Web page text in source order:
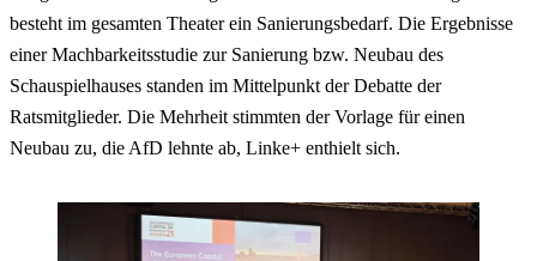
besteht im gesamten Theater ein Sanierungsbedarf. Die Ergebnisse
einer Machbarkeitsstudie zur Sanierung bzw. Neubau des
Schauspielhauses standen im Mittelpunkt der Debatte der
Ratsmitglieder. Die Mehrheit stimmten der Vorlage für einen
Neubau zu, die AfD lehnte ab, Linke+ enthielt sich.